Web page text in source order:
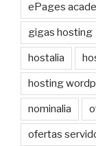
ePages
gigas hosting
hostalia
hosting
nominalia
ofertas